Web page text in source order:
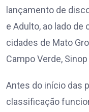
lançamento de
e Adulto, ao lado
cidades de Mato
Campo Verde,
Antes do início das
classificação